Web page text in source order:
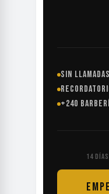
SIN
+240
14